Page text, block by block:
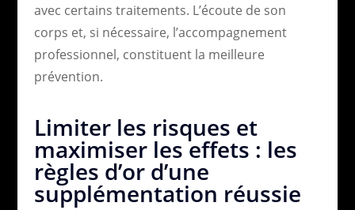
avec certains traitements. L’écoute de son
corps et, si nécessaire, l’accompagnement
professionnel, constituent la meilleure
prévention.
Limiter les risques et
maximiser les effets : les
règles d’or d’une
supplémentation réussie